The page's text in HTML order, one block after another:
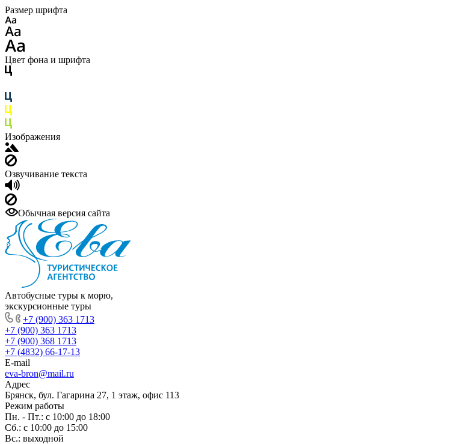
Размер шрифта
Цвет фона и шрифта
Изображения
Озвучивание текста
Обычная версия сайта
Автобусные туры к морю,
экскурсионные туры
+7 (900) 363 1713
+7 (900) 363 1713
+7 (900) 368 1713
+7 (4832) 66-17-13
E-mail
eva-bron@mail.ru
Адрес
Брянск, бул. Гагарина 27, 1 этаж, офис 113
Режим работы
Пн. - Пт.: с 10:00 до 18:00
Cб.: с 10:00 до 15:00
Вс.: выходной